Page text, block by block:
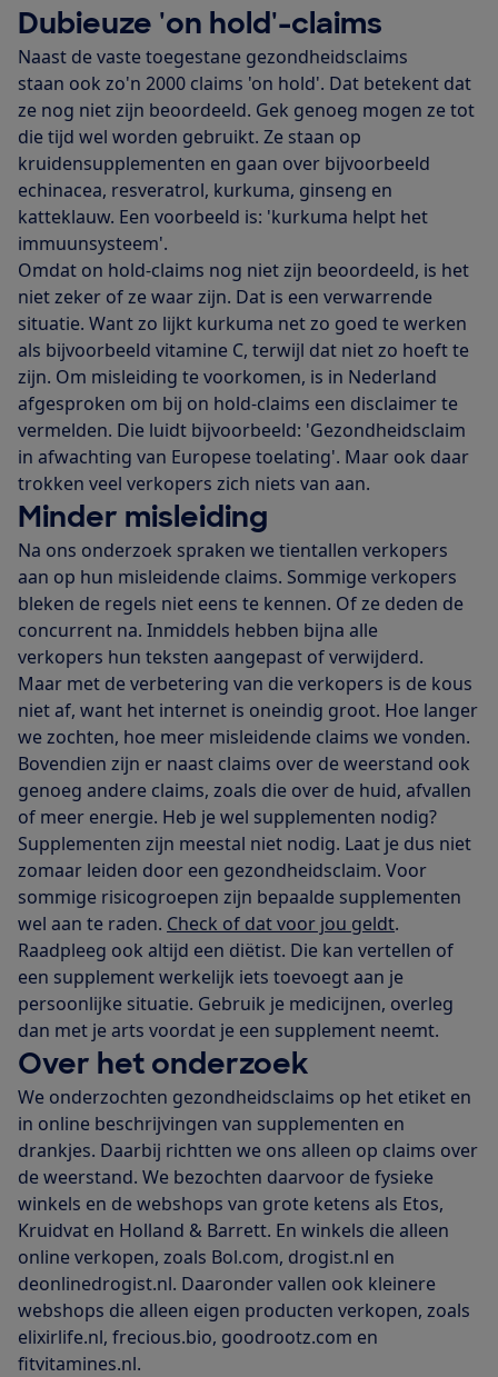
Dubieuze 'on hold'-claims
Naast de vaste toegestane gezondheidsclaims
staan ook zo'n 2000 claims 'on hold'. Dat betekent dat
ze nog niet zijn beoordeeld. Gek genoeg mogen ze tot
die tijd wel worden gebruikt. Ze staan op
kruidensupplementen en gaan over bijvoorbeeld
echinacea, resveratrol, kurkuma, ginseng en
katteklauw. Een voorbeeld is: 'kurkuma helpt het
immuunsysteem'.
Omdat on hold-claims nog niet zijn beoordeeld, is het
niet zeker of ze waar zijn. Dat is een verwarrende
situatie. Want zo lijkt kurkuma net zo goed te werken
als bijvoorbeeld vitamine C, terwijl dat niet zo hoeft te
zijn. Om misleiding te voorkomen, is in Nederland
afgesproken om bij on hold-claims een disclaimer te
vermelden. Die luidt bijvoorbeeld: 'Gezondheidsclaim
in afwachting van Europese toelating'. Maar ook daar
trokken veel verkopers zich niets van aan.
Minder misleiding
Na ons onderzoek spraken we tientallen verkopers
aan op hun misleidende claims. Sommige verkopers
bleken de regels niet eens te kennen. Of ze deden de
concurrent na. Inmiddels hebben bijna alle
verkopers hun teksten aangepast of verwijderd.
Maar met de verbetering van die verkopers is de kous
niet af, want het internet is oneindig groot. Hoe langer
we zochten, hoe meer misleidende claims we vonden.
Bovendien zijn er naast claims over de weerstand ook
genoeg andere claims, zoals die over de huid, afvallen
of meer energie. Heb je wel supplementen nodig?
Supplementen zijn meestal niet nodig. Laat je dus niet
zomaar leiden door een gezondheidsclaim. Voor
sommige risicogroepen zijn bepaalde supplementen
wel aan te raden. Check of dat voor jou geldt.
Raadpleeg ook altijd een diëtist. Die kan vertellen of
een supplement werkelijk iets toevoegt aan je
persoonlijke situatie. Gebruik je medicijnen, overleg
dan met je arts voordat je een supplement neemt.
Over het onderzoek
We onderzochten gezondheidsclaims op het etiket en
in online beschrijvingen van supplementen en
drankjes. Daarbij richtten we ons alleen op claims over
de weerstand. We bezochten daarvoor de fysieke
winkels en de webshops van grote ketens als Etos,
Kruidvat en Holland & Barrett. En winkels die alleen
online verkopen, zoals Bol.com, drogist.nl en
deonlinedrogist.nl. Daaronder vallen ook kleinere
webshops die alleen eigen producten verkopen, zoals
elixirlife.nl, frecious.bio, goodrootz.com en
fitvitamines.nl.